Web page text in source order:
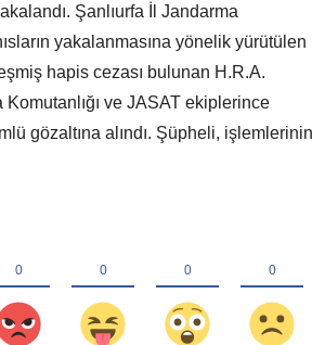
Şanlıurfa İl Jandarma
yakalanmasına yönelik yürütülen
hapis cezası bulunan H.R.A.
ve JASAT ekiplerince
gözaltına alındı. Şüpheli, işlemlerinin